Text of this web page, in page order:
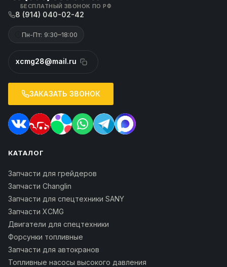
БЕСПЛАТНЫЙ ЗВОНОК ПО РФ
8 (914) 040-02-42
Пн-Пт: 9:30–18:00
xcmg28@mail.ru
ЗАКАЗАТЬ ЗВОНОК
КАТАЛОГ
Запчасти для грейдеров
Запчасти Changlin
Запчасти для спецтехники SANY
Запчасти XCMG
Двигатели для спецтехники
Форсунки топливные
Запчасти для автокранов
Топливные насосы высокого давления